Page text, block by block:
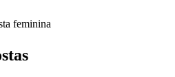
feminina